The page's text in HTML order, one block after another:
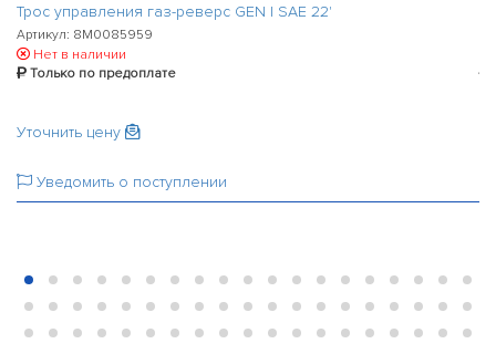
Трос управления газ-реверс GEN I SAE 22'
Артикул: 8M0085959
Нет в наличии
Только по предоплате
Уточнить цену
Уведомить о поступлении